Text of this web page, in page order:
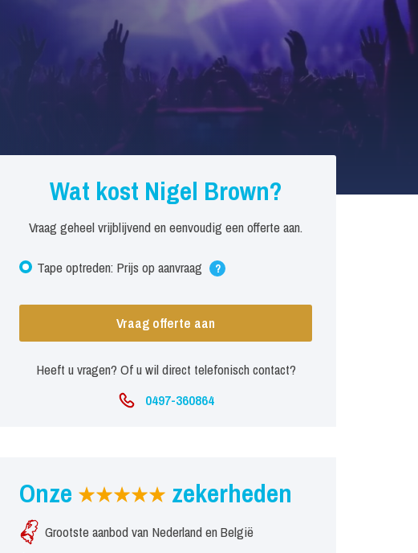
Wat kost Nigel Brown?
Vraag geheel vrijblijvend en eenvoudig een offerte aan.
Tape optreden: Prijs op aanvraag ?
Vraag offerte aan
Heeft u vragen? Of u wil direct telefonisch contact?
0497-360864
Onze zekerheden
Grootste aanbod van Nederland en België